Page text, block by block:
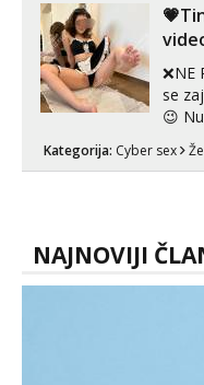
❌NE
se
😉
Kategorija: Cyber sex
NAJNOVIJI